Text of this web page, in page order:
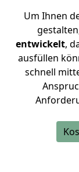
Um Ihnen
entwickelt,
ausfüllen
schnell